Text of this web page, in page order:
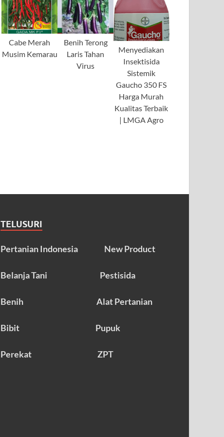
Cabe Merah
Musim Kemarau
Benih Terong
Laris Tahan
Virus
Menyediakan
Insektisida
Sistemik
Gaucho 350 FS
Harga Murah
Kualitas Terbaik
| LMGA Agro
TELUSURI
Pertanian Indonesia New Product
Belanja Tani Pestisida
Benih Alat Pertanian
Bibit Pupuk
Perekat ZPT